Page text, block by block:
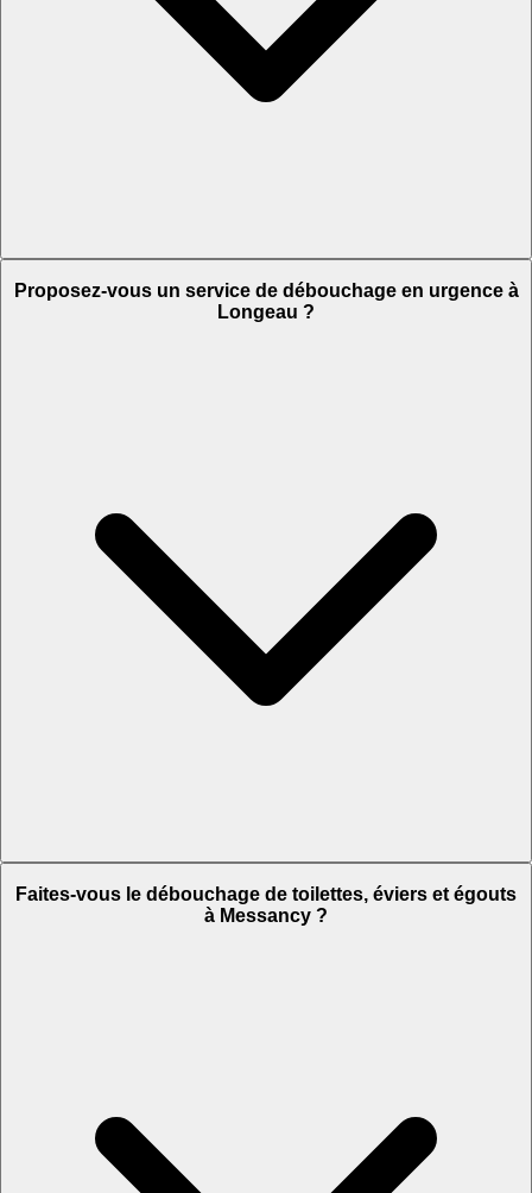
Proposez-vous un service de débouchage en urgence à
Longeau ?
Faites-vous le débouchage de toilettes, éviers et égouts
à Messancy ?